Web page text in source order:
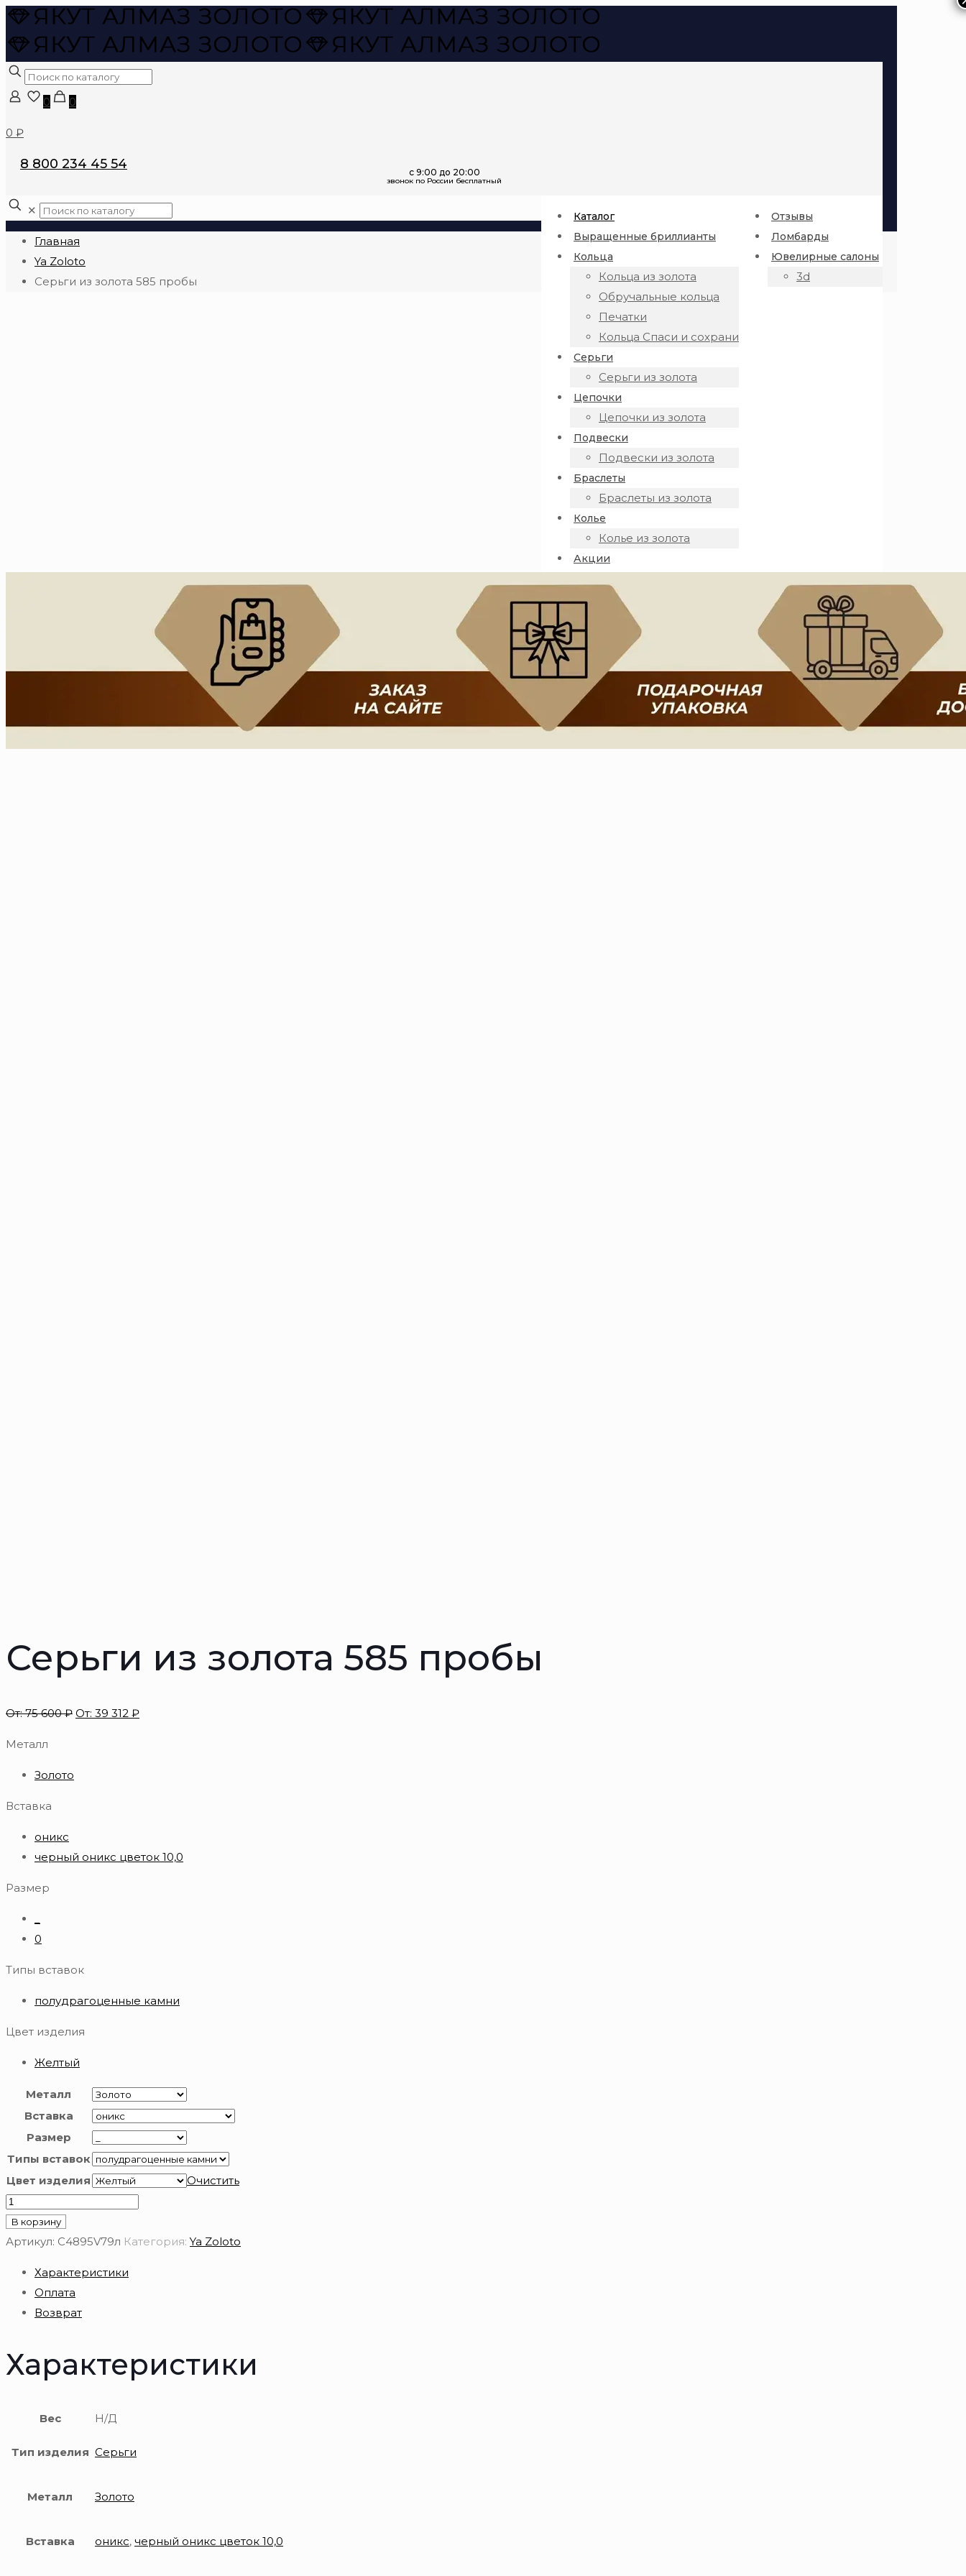
0 0
0 ₽
8 800 234 45 54
Каталог
Выращенные бриллианты
Кольца
Кольца из золота
Обручальные кольца
Печатки
Кольца Спаси и сохрани
Серьги
Серьги из золота
Цепочки
Цепочки из золота
Подвески
Подвески из золота
Браслеты
Браслеты из золота
Колье
Колье из золота
Акции
Отзывы
Ломбарды
Ювелирные салоны
3d
✕
Главная
Ya Zoloto
Серьги из золота 585 пробы
Серьги из золота 585 пробы
От:75 600₽ От: 39 312 ₽
Металл
Золото
Вставка
оникс
черный оникс цветок 10,0
Размер
0
Типы вставок
полудрагоценные камни
Цвет изделия
Желтый
Металл
Вставка
Размер
Типы вставок
Цвет изделия
Очистить
Количество
товара
Серьги
золота
пробы
В корзину
Артикул: С4895V79л Категория: Ya Zoloto
Характеристики
Оплата
Возврат
Характеристики
Вес Н/Д
Тип изделия Серьги
Металл Золото
Вставка оникс, черный оникс цветок 10,0